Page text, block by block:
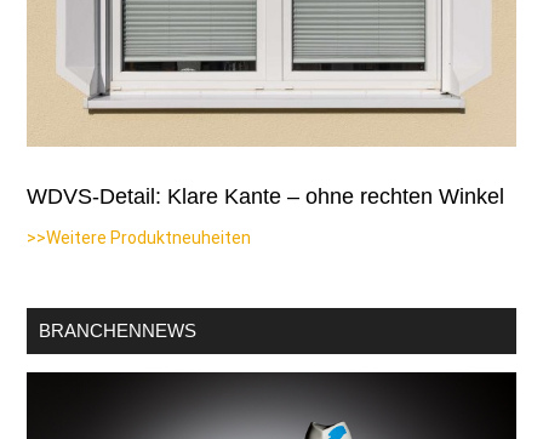
WDVS-Detail: Klare Kante – ohne rechten Winkel
>>Weitere Produktneuheiten
BRANCHENNEWS